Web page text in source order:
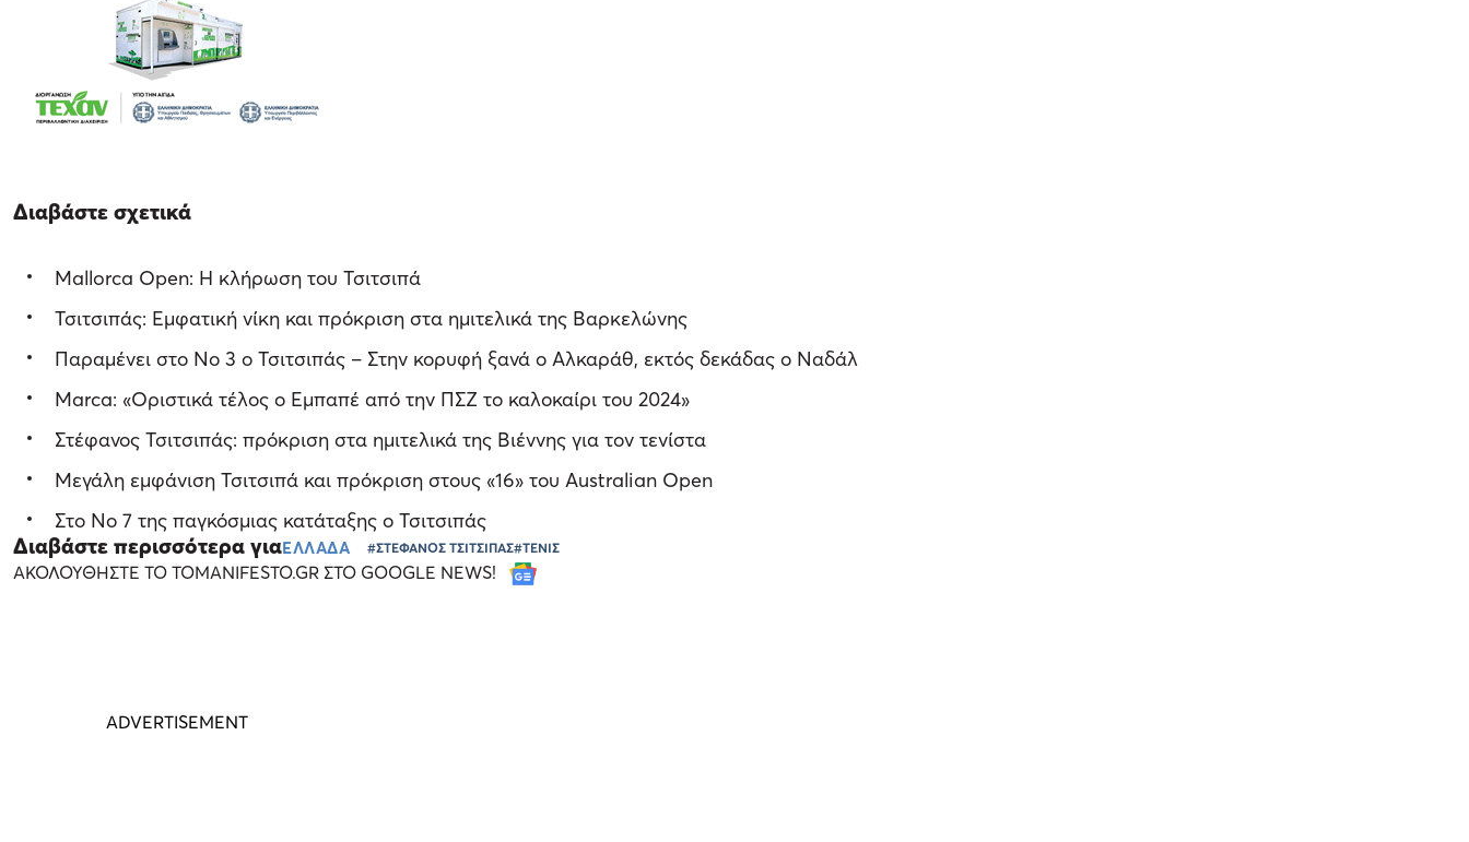
Διαβάστε σχετικά
Mallorca Open: Η κλήρωση του Τσιτσιπά
Τσιτσιπάς: Εμφατική νίκη και πρόκριση στα ημιτελικά της Βαρκελώνης
Παραμένει στο Νο 3 ο Τσιτσιπάς – Στην κορυφή ξανά ο Αλκαράθ, εκτός δεκάδας ο Ναδάλ
Marca: «Οριστικά τέλος ο Εμπαπέ από την ΠΣΖ το καλοκαίρι του 2024»
Στέφανος Τσιτσιπάς: πρόκριση στα ημιτελικά της Βιέννης για τον τενίστα
Μεγάλη εμφάνιση Τσιτσιπά και πρόκριση στους «16» του Australian Open
Στο Νο 7 της παγκόσμιας κατάταξης ο Τσιτσιπάς
Διαβάστε περισσότερα γιαΕΛΛΑΔΑ #ΣΤΕΦΑΝΟΣ ΤΣΙΤΣΙΠΑΣ#ΤΕΝΙΣ
ΑΚΟΛΟΥΘΗΣΤΕ ΤΟ TOMANIFESTO.GR ΣΤΟ GOOGLE NEWS!